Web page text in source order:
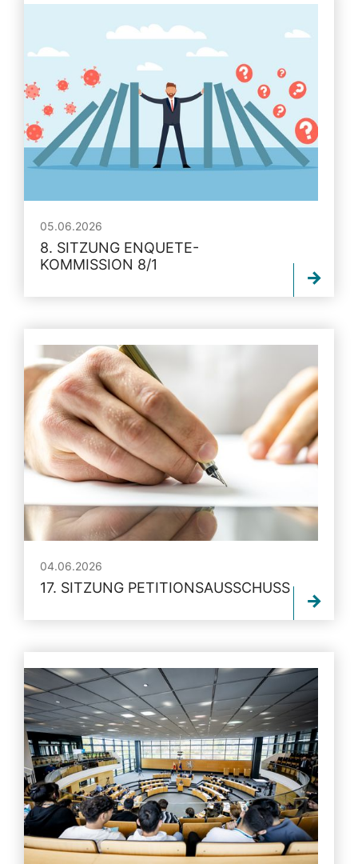
05.06.2026
8. SITZUNG ENQUETE-
KOMMISSION 8/1
04.06.2026
17. SITZUNG PETITIONSAUSSCHUSS